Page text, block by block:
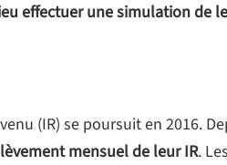
effectuer une simulation de
(IR) se poursuit en 2016.
mensuel de leur IR.